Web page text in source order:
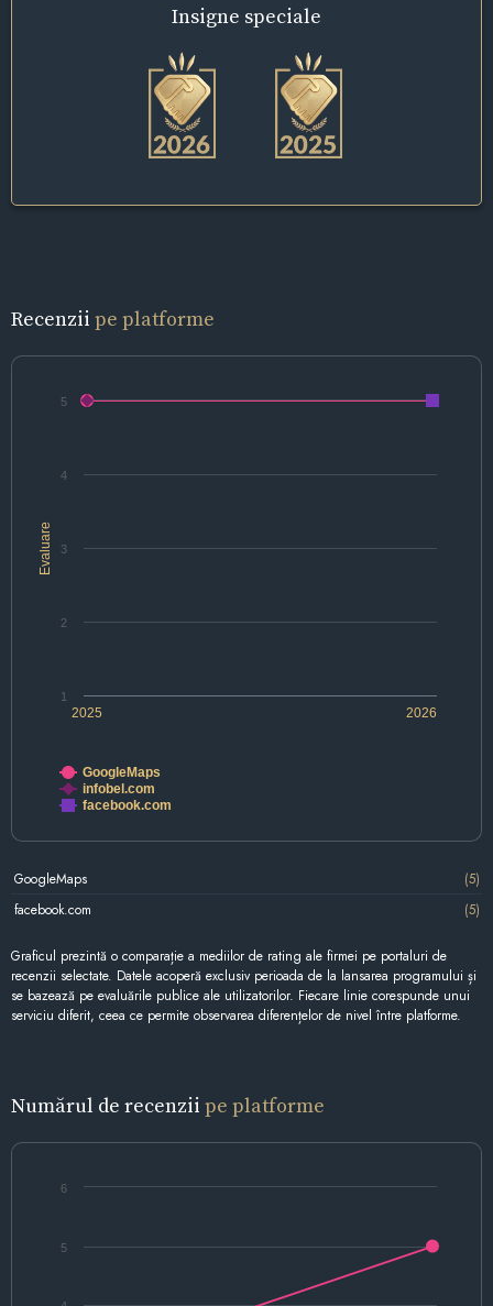
Insigne speciale
Recenzii pe platforme
Evaluare
2025 2026
1
2
3
4
5
GoogleMaps
infobel.com
facebook.com
GoogleMaps
(5)
facebook.com
(5)
Graficul prezintă o comparație a mediilor de rating ale firmei pe portaluri de
recenzii selectate. Datele acoperă exclusiv perioada de la lansarea programului și
se bazează pe evaluările publice ale utilizatorilor. Fiecare linie corespunde unui
serviciu diferit, ceea ce permite observarea diferențelor de nivel între platforme.
Numărul de recenzii pe platforme
5
6